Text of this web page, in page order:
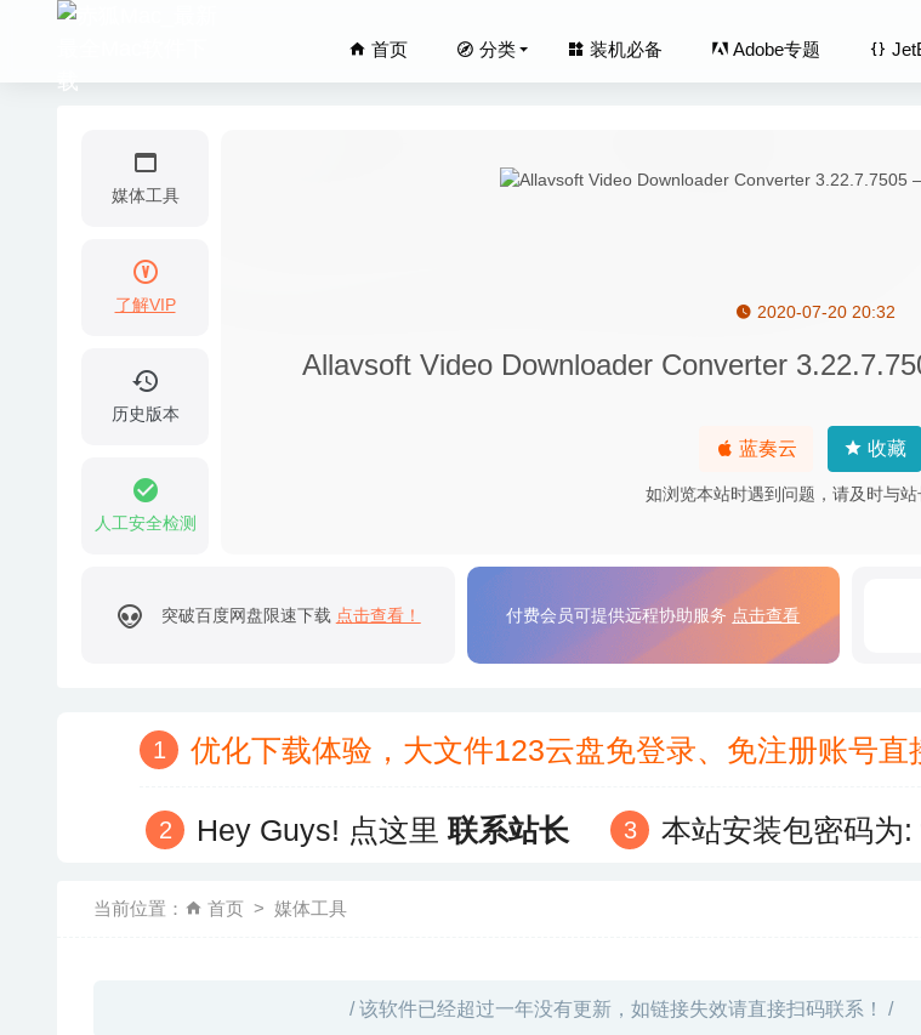
首页 分类 装机必备 Adobe专题
媒体工具
了解VIP
历史版本
人工安全检测
2020-07-20 20:32
Allavsoft Video Downloader Converter
蓝奏云 收藏
如浏览本站时遇到问题，请及时与站
突破百度网盘限速下载 点击查看！ 付费会员可提供远程协助服务 点击查看
优化下载体验，大文件123云盘免登录、免注册账号
Hey Guys! 点这里联系站长 本站安装包密码为:
当前位置： 首页 媒体工具
/ 该软件已经超过一年没有更新，如链接失效请直接扫码联系！ /
Iconset 1.3.7 for Mac英文版-SVG矢量图标管理工具
Default Folder X 6.2.8 – 实用的菜单栏增强工具 2026-
UltraCompare 24.0.0.19 中文版- 优秀的文本差异对比